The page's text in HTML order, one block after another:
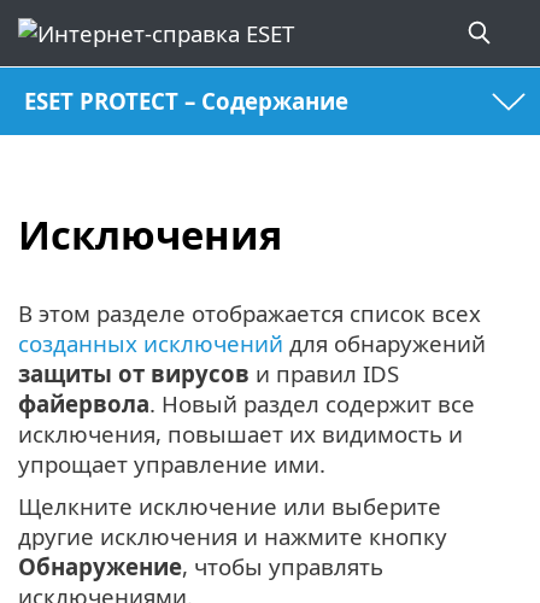
ESET PROTECT – Содержание
Исключения
В этом разделе отображается список всех
созданных исключений для обнаружений
защиты от вирусов и правил IDS
файервола. Новый раздел содержит все
исключения, повышает их видимость и
упрощает управление ими.
Щелкните исключение или выберите
другие исключения и нажмите кнопку
Обнаружение, чтобы управлять
исключениями.